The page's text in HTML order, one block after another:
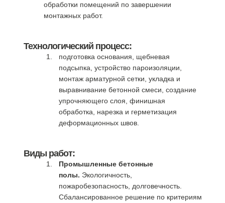
обработки помещений по завершении
монтажных работ.
Технологический процесс:
подготовка основания, щебневая
подсыпка, устройство пароизоляции,
монтаж арматурной сетки, укладка и
выравнивание бетонной смеси, создание
упрочняющего слоя, финишная
обработка, нарезка и герметизация
деформационных швов.
Виды работ:
Промышленные бетонные
полы. Экологичность,
пожаробезопасность, долговечность.
Сбалансированное решение по критериям